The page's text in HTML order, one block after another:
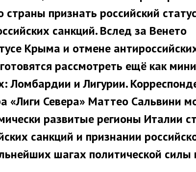
страны признать российский
санкций. Вслед за Венето
Крыма и отмене
рассмотреть ещё как
Ломбардии и Лигурии.
«Лиги Севера» Маттео Сальвини
развитые регионы Италии
санкций и признании
шагах политической силы